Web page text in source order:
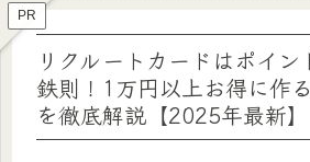
PR
リクルートカードはポイ
鉄則！1万円以上お得に作
を徹底解説【2025年最新】